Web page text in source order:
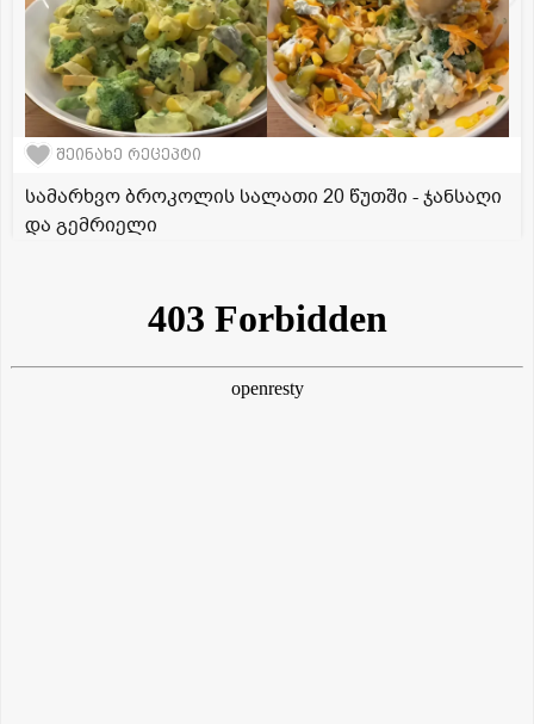
შეინახე რეცეპტი
სამარხვო ბროკოლის სალათი 20 წუთში - ჯანსაღი
და გემრიელი